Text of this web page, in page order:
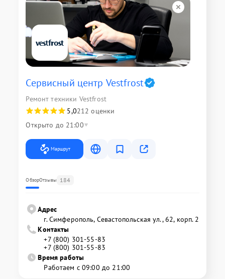
Сервисный центр Vestfrost
Ремонт техники Vestfrost
5,0212 оценки
Открыто до 21:00
Маршрут
ОбзорОтзывы 184
Адрес
г. Симферополь, Севастопольская ул., 62, корп. 2
Контакты
+7 (800) 301-55-83
+7 (800) 301-55-83
Время работы
Работаем с 09:00 до 21:00